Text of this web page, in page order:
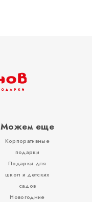
Можем еще
Корпоративные
подарки
Подарки для
школ и детских
садов
Новогодние